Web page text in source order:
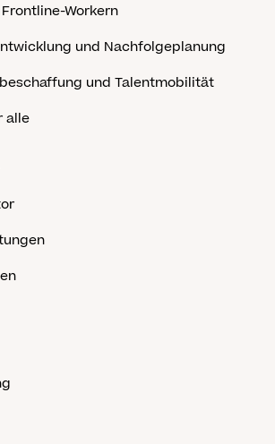
Workern
und Nachfolgeplanung
und Talentmobilität
alle